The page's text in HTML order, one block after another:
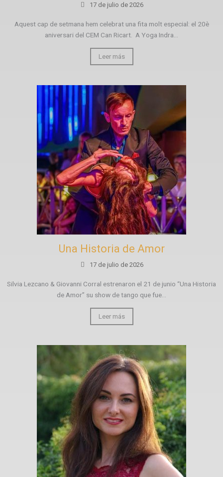
17 de julio de 2026
Aquest cap de setmana hem celebrat una fita molt especial: el 20è
aniversari del CEM Can Ricart. A Yoga Indra...
Leer más
Una Historia de Amor
17 de julio de 2026
Silvia Lezcano & Giovanni Corral estrenaron el 21 de junio “Una Historia
de Amor” su show de tango que fue...
Leer más